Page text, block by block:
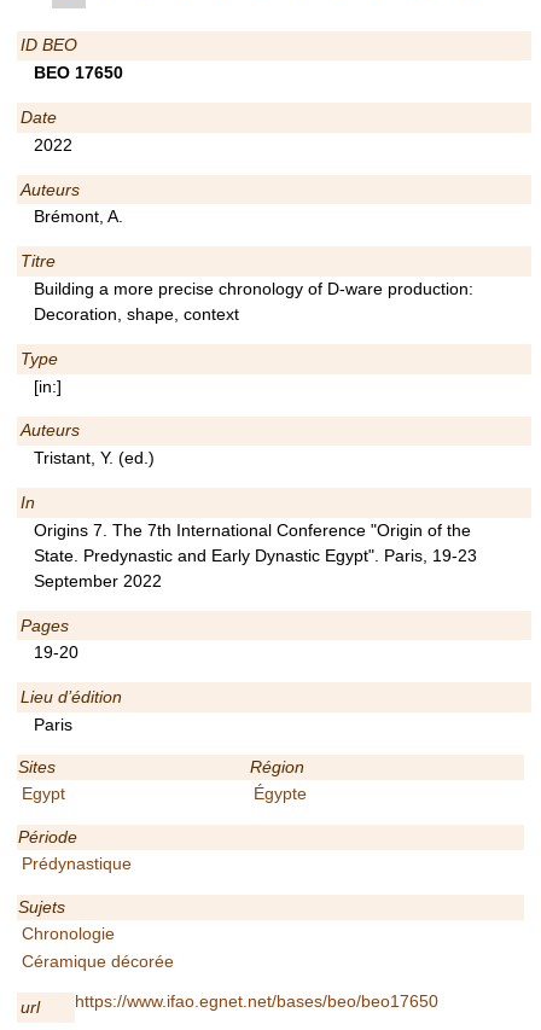
ID BEO
BEO 17650
Date
2022
Auteurs
Brémont, A.
Titre
Building a more precise chronology of D-ware production:
Decoration, shape, context
Type
[in:]
Auteurs
Tristant, Y. (ed.)
In
Origins 7. The 7th International Conference "Origin of the
State. Predynastic and Early Dynastic Egypt". Paris, 19-23
September 2022
Pages
19-20
Lieu d’édition
Paris
Sites
Région
Egypt
Égypte
Période
Prédynastique
Sujets
Chronologie
Céramique décorée
url https://www.ifao.egnet.net/bases/beo/beo17650